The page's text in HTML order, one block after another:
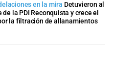
en la mira Detuvieron al
la PDI Reconquista y crece el
la filtración de allanamientos